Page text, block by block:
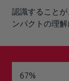
認識すること
ンパクトの理解
67%